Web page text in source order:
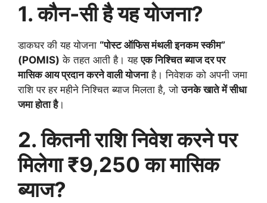
1. कौन-सी है यह योजना?
डाकघर की यह योजना “पोस्ट ऑफिस मंथली इनकम स्कीम”
(POMIS) के तहत आती है। यहएक निश्चित ब्याज दर पर
मासिक आय प्रदान करने वाली योजनाहै। निवेशक को अपनी जमा
राशि पर हर महीने निश्चित ब्याज मिलता है, जोउनके खाते में सीधा
जमा होता है।
2. कितनी राशि निवेश करने पर
मिलेगा ₹9,250 का मासिक
ब्याज?